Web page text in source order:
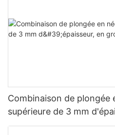
Combinaison de plongée
supérieure de 3 mm
Confort inégalé.